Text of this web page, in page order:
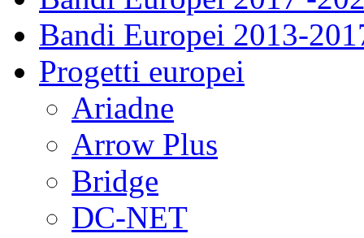
Bandi Europei 2013-
Progetti europei
Ariadne
Arrow Plus
Bridge
DC-NET